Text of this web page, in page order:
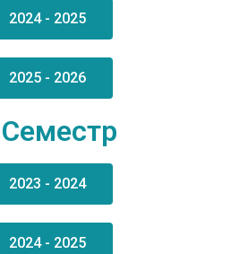
2024 - 2025
2025 - 2026
2023 - 2024
2024 - 2025